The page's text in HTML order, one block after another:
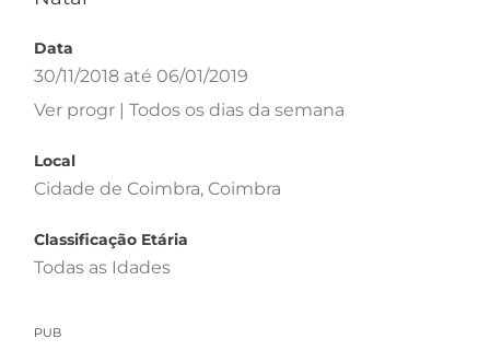
Data
30/11/2018 até 06/01/2019
Ver progr | Todos os dias da semana
Local
Cidade de Coimbra, Coimbra
Classificação Etária
Todas as Idades
PUB